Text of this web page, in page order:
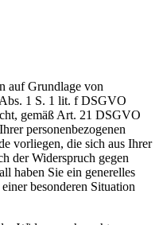
auf Grundlage von
1 S. 1 lit. f DSGVO
gemäß Art. 21 DSGVO
personenbezogenen
vorliegen, die sich aus Ihrer
der Widerspruch gegen
haben Sie ein generelles
besonderen Situation